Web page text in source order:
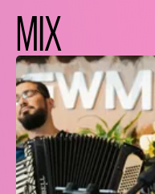
MIX